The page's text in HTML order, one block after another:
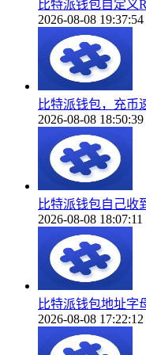
比特派钱包自定义
2026-08-08 19:37:54
比特派钱包，充币
2026-08-08 18:50:39
比特派钱包自己收
2026-08-08 18:07:11
比特派钱包地址字
2026-08-08 17:22:12